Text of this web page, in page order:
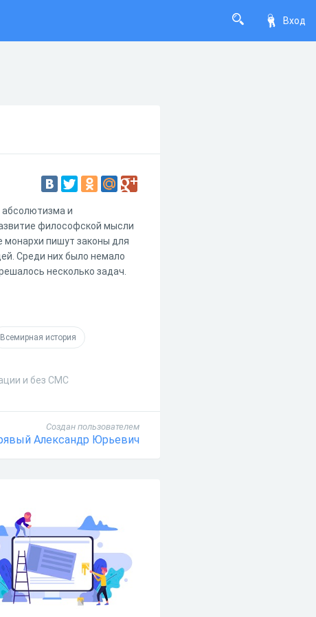
Вход
абсолютизма и
философской мысли
монархи пишут законы для
Среди них было немало
несколько задач.
Всемирная история
и без СМС
Создан пользователем
Александр Юрьевич